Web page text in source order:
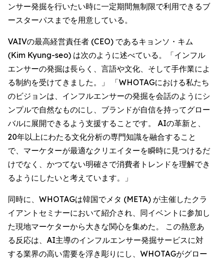
ンサー発掘を行いたい時に一定期間無制限で利用できるブ
ースターパスまでを用意している。
VAIVの最高経営責任者 (CEO) であるキョンソ・キム
(Kim Kyung-seo) は次のように述べている。「インフル
エンサーの発掘は長らく、言語や文化、そして手作業によ
る制約を受けてきました。」 「WHOTAGにおける私たち
のビジョンは、インフルエンサーの発掘を会話のようにシ
ンプルで自然なものにし、ブランドが自信を持ってグロー
バルに展開できるよう支援することです。 AIの革新と、
20年以上にわたる文化分析の専門知識を融合すること
で、マーケターが最適なクリエイターを瞬時に見つけるだ
けでなく、かつてない明確さで消費者トレンドを理解でき
るようにしたいと考えています。」
同時に、WHOTAGは韓国でメタ (META) が主催したクラ
イアントセミナーにおいて紹介され、同イベントに参加し
た現地マーケターから大きな関心を集めた。 この熱意あ
る反応は、AI主導のインフルエンサー発掘サービスに対
する業界の高い需要を浮き彫りにし、WHOTAGがグロー